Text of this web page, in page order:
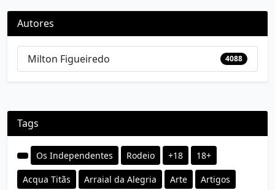
Autores
Milton Figueiredo 4088
Tags
Os Independentes Rodeio +18 18+
Acqua Titãs Arraial da Alegria Arte Artigos